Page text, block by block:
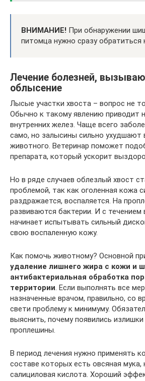
ВНИМАНИЕ! При обнаружении
питомца нужно сразу обратиться
Лечение болезней,
облысение
Лысые участки хвоста – вопрос не
Обычно к такому явлению приводит
внутренних желез. Чаще всего
само, но залысины сильно ухудшают
животного. Ветеринар поможет
препарата, который ускорит
Но в ряде случаев облезлый хвост
проблемой, так как оголенная кожа
раздражается, воспаляется. На
развиваются бактерии. И с течением
начинает испытывать сильный
свою воспаленную кожу.
Как помочь животному? Основной
удаление лишнего жира с кожи и
антибактериальная обработка
территории. Если выполнять все
назначенные врачом, правильно, со
свети проблему к минимуму.
выяснить, почему появились
проплешины.
В период лечения нужно применять
составе которых есть овсяная мука,
салициловая кислота. Хороший